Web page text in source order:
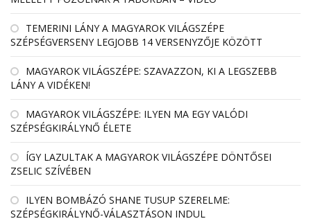
TEMERINI LÁNY A MAGYAROK VILÁGSZÉPE
SZÉPSÉGVERSENY LEGJOBB 14 VERSENYZŐJE KÖZÖTT
MAGYAROK VILÁGSZÉPE: SZAVAZZON, KI A LEGSZEBB
LÁNY A VIDÉKEN!
MAGYAROK VILÁGSZÉPE: ILYEN MA EGY VALÓDI
SZÉPSÉGKIRÁLYNŐ ÉLETE
ÍGY LAZULTAK A MAGYAROK VILÁGSZÉPE DÖNTŐSEI
ZSELIC SZÍVÉBEN
ILYEN BOMBÁZÓ SHANE TUSUP SZERELME:
SZÉPSÉGKIRÁLYNŐ-VÁLASZTÁSON INDUL